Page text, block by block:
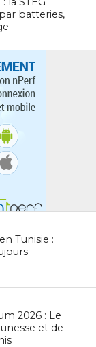
batteries,
Tunisie :
2026 : Le
et de